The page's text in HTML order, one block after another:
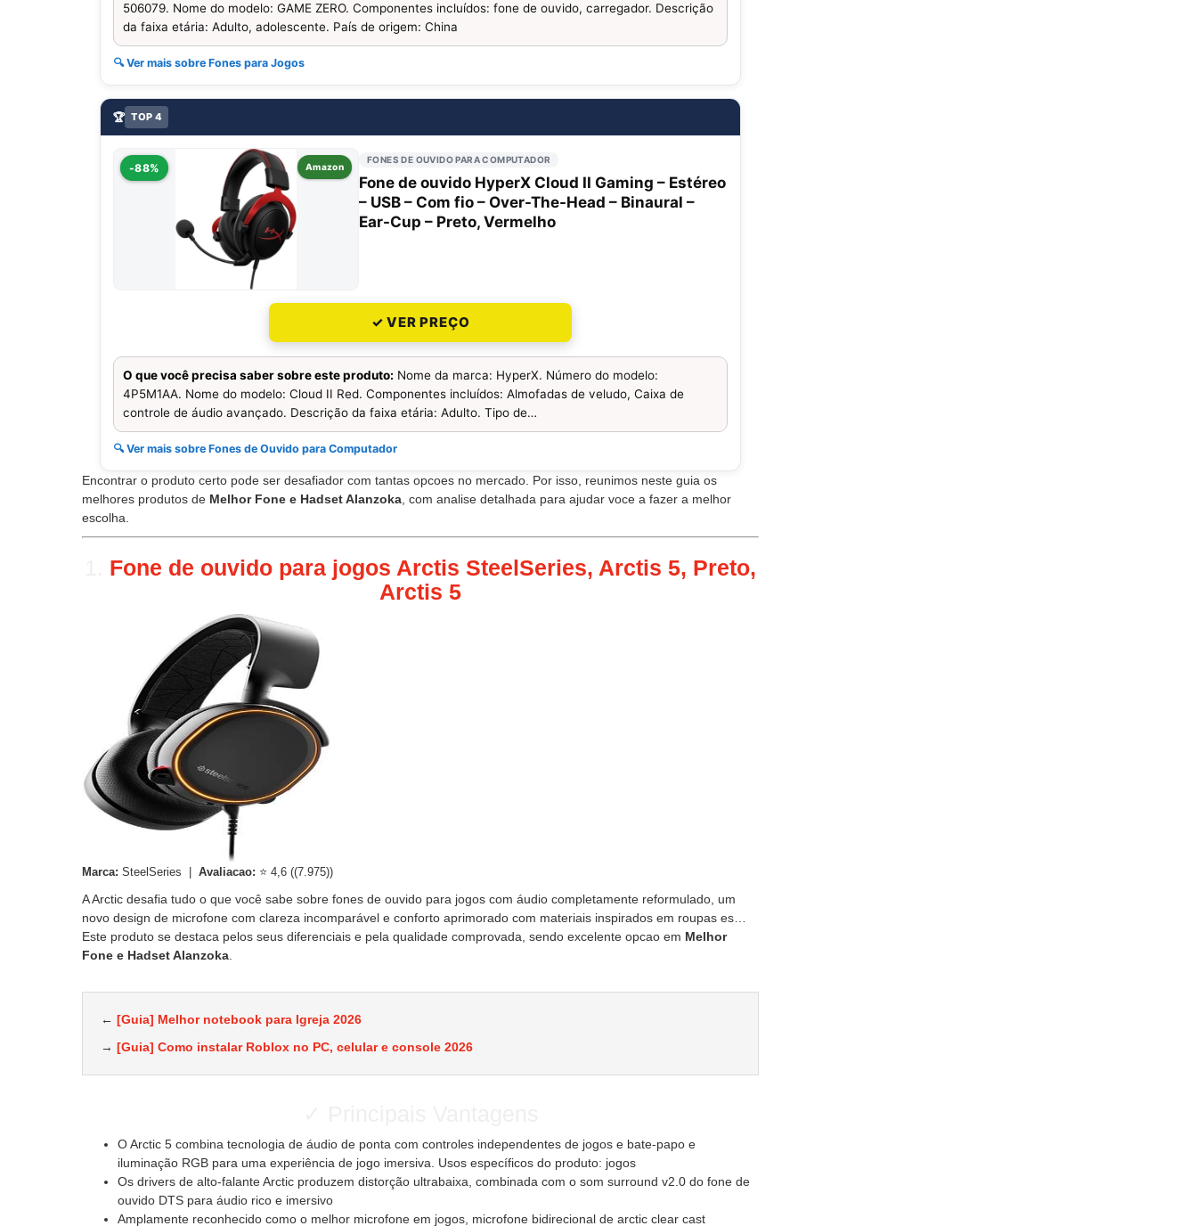
506079. Nome do modelo: GAME ZERO. Componentes incluídos: fone de ouvido, carregador. Descrição
da faixa etária: Adulto, adolescente. País de origem: China
🔍 Ver mais sobre Fones para Jogos
🏆 TOP 4
-88% Amazon
FONES DE OUVIDO PARA COMPUTADOR
Fone de ouvido HyperX Cloud II Gaming – Estéreo
– USB – Com fio – Over-The-Head – Binaural –
Ear-Cup – Preto, Vermelho
✓ VER PREÇO
O que você precisa saber sobre este produto: Nome da marca: HyperX. Número do modelo:
4P5M1AA. Nome do modelo: Cloud II Red. Componentes incluídos: Almofadas de veludo, Caixa de
controle de áudio avançado. Descrição da faixa etária: Adulto. Tipo de…
🔍 Ver mais sobre Fones de Ouvido para Computador
Encontrar o produto certo pode ser desafiador com tantas opcoes no mercado. Por isso, reunimos neste guia os
melhores produtos de Melhor Fone e Hadset Alanzoka, com analise detalhada para ajudar voce a fazer a melhor
escolha.
Fone de ouvido para jogos Arctis SteelSeries, Arctis 5, Preto,
Arctis 5
Marca: SteelSeries | Avaliacao: ⭐ 4,6 ((7.975))
A Arctic desafia tudo o que você sabe sobre fones de ouvido para jogos com áudio completamente reformulado, um
novo design de microfone com clareza incomparável e conforto aprimorado com materiais inspirados em roupas es…
Este produto se destaca pelos seus diferenciais e pela qualidade comprovada, sendo excelente opcao em Melhor
Fone e Hadset Alanzoka.
← [Guia] Melhor notebook para Igreja 2026
→ [Guia] Como instalar Roblox no PC, celular e console 2026
O Arctic 5 combina tecnologia de áudio de ponta com controles independentes de jogos e bate-papo e
iluminação RGB para uma experiência de jogo imersiva. Usos específicos do produto: jogos
Os drivers de alto-falante Arctic produzem distorção ultrabaixa, combinada com o som surround v2.0 do fone de
ouvido DTS para áudio rico e imersivo
Amplamente reconhecido como o melhor microfone em jogos, microfone bidirecional de arctic clear cast